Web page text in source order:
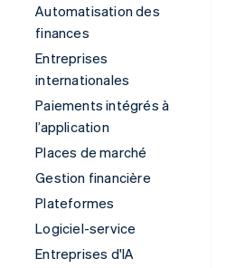
Automatisation des
finances
Entreprises
internationales
Paiements intégrés à
l’application
Places de marché
Gestion financière
Plateformes
Logiciel-service
Entreprises d'IA